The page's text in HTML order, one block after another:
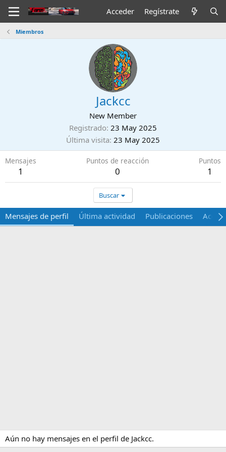
Acceder Regístrate
Miembros
Jackcc
New Member
Registrado 23 May 2025
Última visita 23 May 2025
Mensajes
1
Puntos de reacción
0
Puntos
1
Buscar
Mensajes de perfil Última actividad Publicaciones Acerca
Aún no hay mensajes en el perfil de Jackcc.